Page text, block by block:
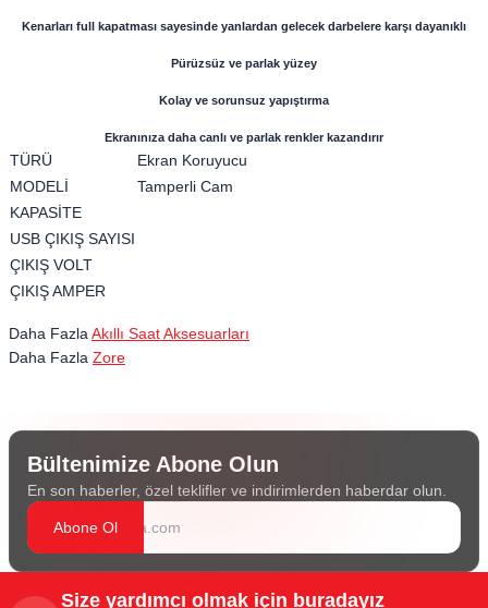
Kenarları full kapatması sayesinde yanlardan gelecek darbelere karşı dayanıklı
Pürüzsüz ve parlak yüzey
Kolay ve sorunsuz yapıştırma
Ekranınıza daha canlı ve parlak renkler kazandırır
TÜRÜ
Ekran Koruyucu
MODELİ
Tamperli Cam
KAPASİTE
USB ÇIKIŞ SAYISI
ÇIKIŞ VOLT
ÇIKIŞ AMPER
Daha Fazla Akıllı Saat Aksesuarları
Daha Fazla Zore
Bültenimize Abone Olun
En son haberler, özel teklifler ve indirimlerden haberdar olun.
Abone Ol
Size yardımcı olmak için buradayız